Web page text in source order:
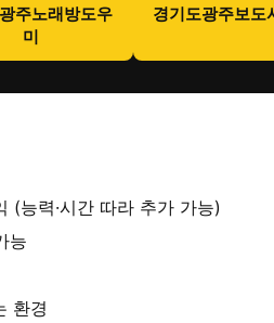
주노래방도우
미
경기도광주보도
(능력·시간 따라 추가 가능)
능
환경